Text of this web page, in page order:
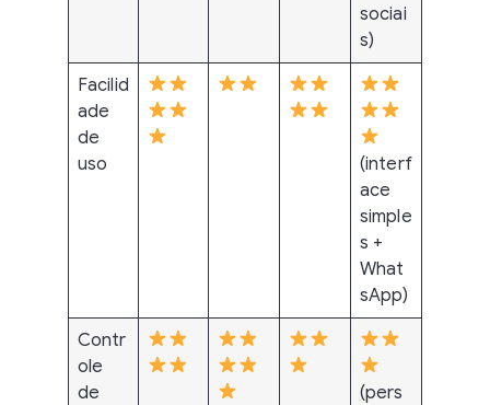
sociai
s)
Facilid
ade
de
uso
(interf
ace
simple
s +
What
sApp)
Contr
ole
de
(pers